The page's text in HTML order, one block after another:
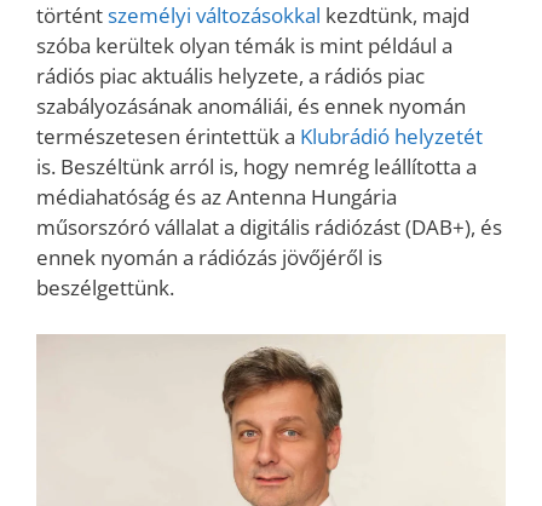
történtszemélyi változásokkal kezdtünk, majd
szóba kerültek olyan témák is mint például a
rádiós piac aktuális helyzete, a rádiós piac
szabályozásának anomáliái, és ennek nyomán
természetesen érintettük a Klubrádió helyzetét
is. Beszéltünk arról is, hogy nemrég leállította a
médiahatóság és az Antenna Hungária
műsorszóró vállalat a digitális rádiózást (DAB+), és
ennek nyomán a rádiózás jövőjéről is
beszélgettünk.